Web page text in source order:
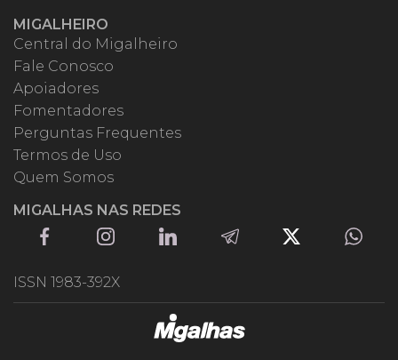
MIGALHEIRO
Central do Migalheiro
Fale Conosco
Apoiadores
Fomentadores
Perguntas Frequentes
Termos de Uso
Quem Somos
MIGALHAS NAS REDES
ISSN 1983-392X